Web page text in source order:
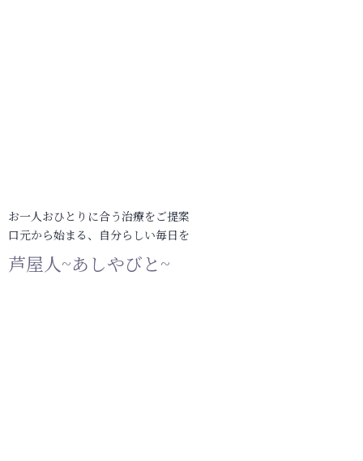
お一人おひとりに合う治療をご提案
口元から始まる、自分らしい毎日を
芦屋人~あしやびと~